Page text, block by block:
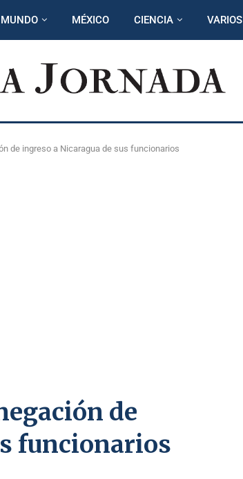
MUNDO MÉXICO CIENCIA VARIOS
de ingreso a Nicaragua de sus funcionarios
de
funcionarios